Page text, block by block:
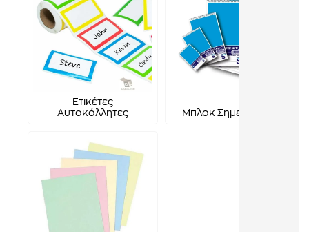
Ετικέτες
Αυτοκόλλητες
Μπλοκ Σημειώσεων